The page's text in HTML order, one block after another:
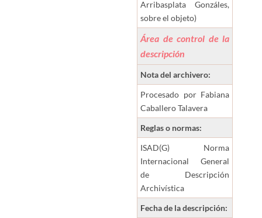
Arribasplata Gonzáles,
sobre el objeto)
Área de control de la
descripción
Nota del archivero:
Procesado por Fabiana
Caballero Talavera
Reglas o normas:
ISAD(G) Norma
Internacional General
de Descripción
Archivística
Fecha de la descripción: